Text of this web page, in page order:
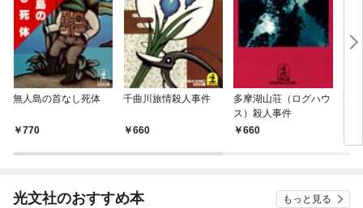
無人島の首なし死体
770
千曲川旅情殺人事件
660
多摩湖山荘（ログハウ
ス）殺人事件
660
密
光文社のおすすめ本 もっと見る